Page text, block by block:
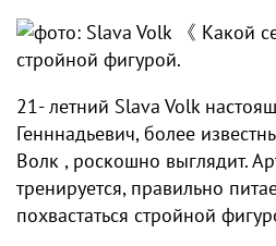
21- летний Slava Volk
Генннадьевич, более
Волк , роскошно выглядит.
тренируется, правильно
похвастаться стройной